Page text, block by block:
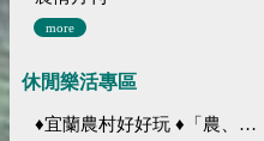
more
休閒樂活專區
♦宜蘭農村好好玩 ♦「農、藝、山、水」四條遊程推薦